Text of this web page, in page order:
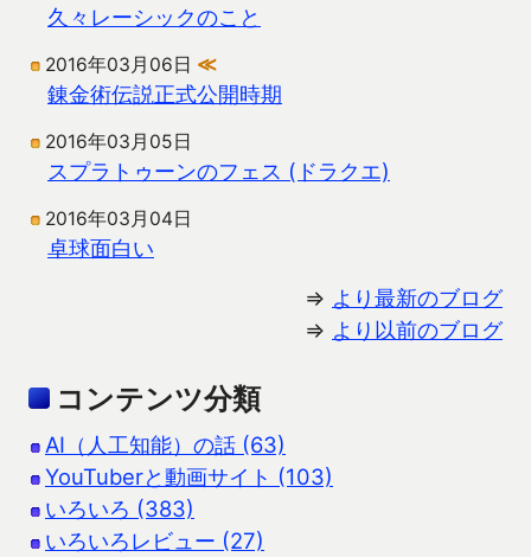
久々レーシックのこと
2016年03月06日 ≪
錬金術伝説正式公開時期
2016年03月05日
スプラトゥーンのフェス (ドラクエ)
2016年03月04日
卓球面白い
⇒ より最新のブログ
⇒ より以前のブログ
コンテンツ分類
AI（人工知能）の話 (63)
YouTuberと動画サイト (103)
いろいろ (383)
いろいろレビュー (27)